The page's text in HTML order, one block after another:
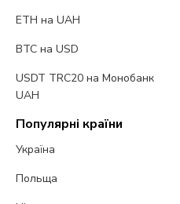
ETH на UAH
BTC на USD
USDT TRC20 на Монобанк
UAH
Популярні країни
Україна
Польща